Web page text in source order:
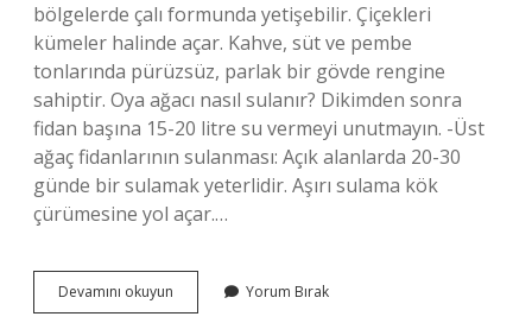
bölgelerde çalı formunda yetişebilir. Çiçekleri
kümeler halinde açar. Kahve, süt ve pembe
tonlarında pürüzsüz, parlak bir gövde rengine
sahiptir. Oya ağacı nasıl sulanır? Dikimden sonra
fidan başına 15-20 litre su vermeyi unutmayın. -Üst
ağaç fidanlarının sulanması: Açık alanlarda 20-30
günde bir sulamak yeterlidir. Aşırı sulama kök
çürümesine yol açar.…
Devamını okuyun
Ağacı
Yorum Bırak